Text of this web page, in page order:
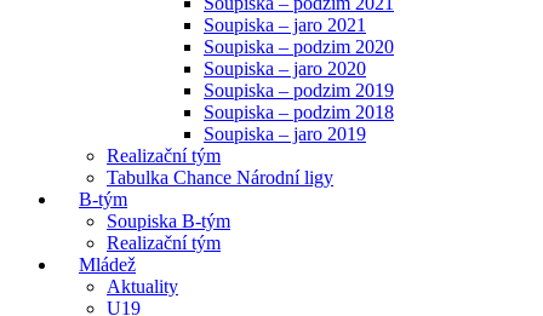
Soupiska – jaro 2021
Soupiska – podzim 2020
Soupiska – jaro 2020
Soupiska – podzim 2019
Soupiska – podzim 2018
Soupiska – jaro 2019
Realizační tým
Tabulka Chance Národní ligy
B-tým
Soupiska B-tým
Realizační tým
Mládež
Aktuality
U19